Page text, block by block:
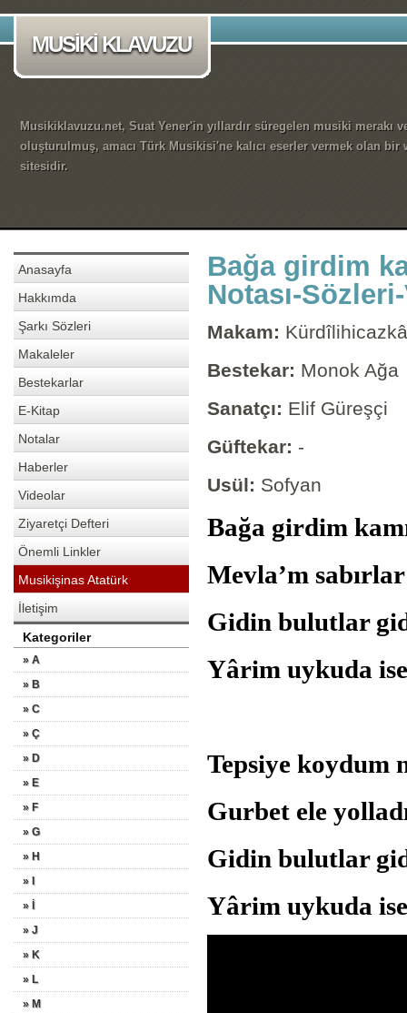
MUSİKİ KLAVUZU
Musikiklavuzu.net, Suat Yener'in yıllardır süregelen musiki merakı
oluşturulmuş, amacı Türk Musikisi'ne kalıcı eserler vermek olan bir
sitesidir.
Anasayfa
Hakkımda
Şarkı Sözleri
Makaleler
Bestekarlar
E-Kitap
Notalar
Haberler
Videolar
Ziyaretçi Defteri
Önemli Linkler
Musikişinas Atatürk
İletişim
Kategoriler
» A
» B
» C
» Ç
» D
» E
» F
» G
» H
» I
» İ
» J
» K
» L
» M
Bağa girdim
Notası-
Makam:
Bestekar: Monok Ağa
Sanatçı: Elif Güreşçi
Güftekar: -
Usül: Sofyan
Bağa girdim
Mevla’m
Gidin bulutlar
Yârim uykuda
Tepsiye
Gurbet ele
Gidin bulutlar
Yârim uykuda